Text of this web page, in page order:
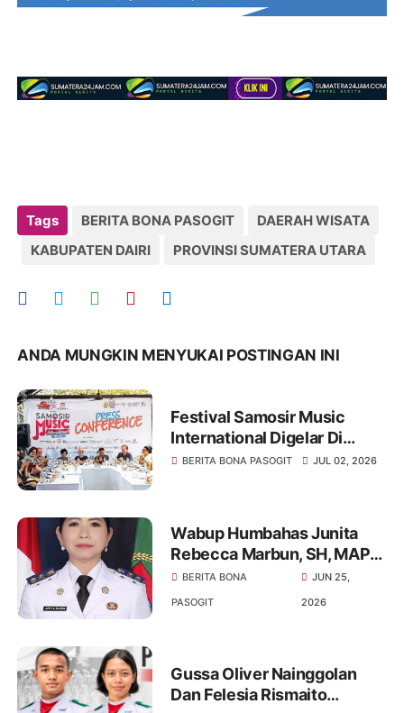
Tags BERITA BONA PASOGIT
DAERAH WISATA
KABUPATEN DAIRI
PROVINSI SUMATERA UTARA
ANDA MUNGKIN MENYUKAI POSTINGAN INI
Festival Samosir Music
International Digelar Di
Tuktuk Siadong Dan Menjadi
BERITA BONA PASOGIT JUL 02, 2026
Wabup Humbahas Junita
Rebecca Marbun, SH, MAP
Layangkan Somasi Kepada
Bupati Minim Terlibat Dalam
BERITA BONA
PASOGIT
JUN 25,
2026
Gussa Oliver Nainggolan
Dan Felesia Rismaito